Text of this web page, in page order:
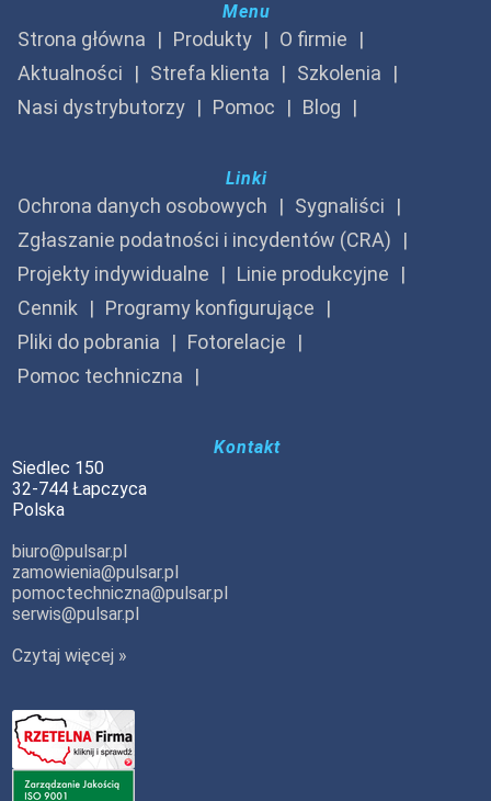
Menu
Strona główna Produkty
O firmie
Aktualności
Strefa klienta
Szkolenia
Nasi dystrybutorzy
Pomoc Blog
Linki
Ochrona danych osobowych
Sygnaliści
Zgłaszanie podatności i incydentów (CRA)
Projekty indywidualne
Linie produkcyjne
Cennik
Programy konfigurujące
Pliki do pobrania
Fotorelacje
Pomoc techniczna
Kontakt
Siedlec 150
32-744 Łapczyca
Polska
biuro@pulsar.pl
zamowienia@pulsar.pl
pomoctechniczna@pulsar.pl
serwis@pulsar.pl
Czytaj więcej »